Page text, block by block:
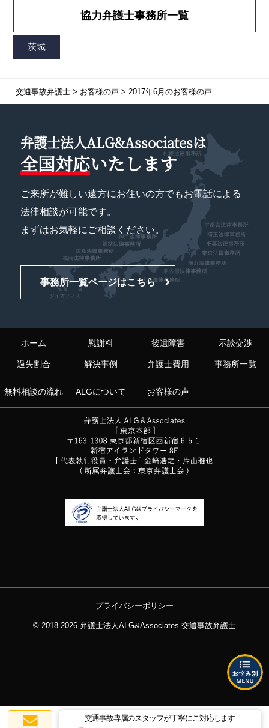
交通事故専属のスタッフが丁寧にご対応します
協力弁護士事務所一覧
交通事故弁護士> お客様の声> 2017年6月のお客様の声
弁護士法人ALG&Associatesは
全国対応いたします
ご来所が難しい遠方にお住いの方でもお電話による
法律相談が可能です。
まずはお気軽にご相談ください。
事務所一覧ページはこちら
ホーム 慰謝料 後遺障害 示談交渉
過失割合 解決事例 弁護士費用 事務所一覧
無料相談の流れ ALGについて お客様の声
プライバシーポリシー
© 2018-2026 弁護士法人ALG&Associates 交通事故弁護士